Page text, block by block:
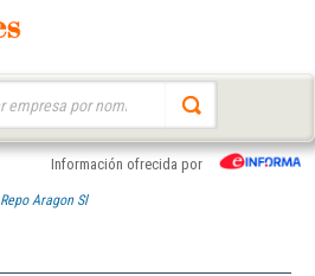
Información ofrecida por
Repo Aragon Sl